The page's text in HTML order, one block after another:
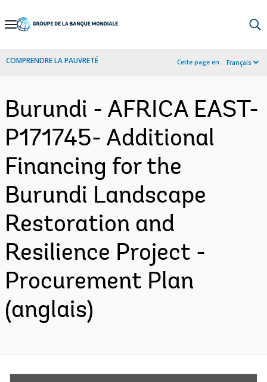
Skip
Navigation
COMPRENDRE LA PAUVRETÉ Cette page en : Français
Burundi - AFRICA EAST-
P171745- Additional
Financing for the
Burundi Landscape
Restoration and
Resilience Project -
Procurement Plan
(anglais)